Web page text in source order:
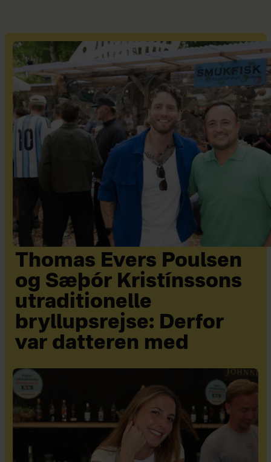
Thomas Evers Poulsen
og Sæþór Kristínssons
utraditionelle
bryllupsrejse: Derfor
var datteren med